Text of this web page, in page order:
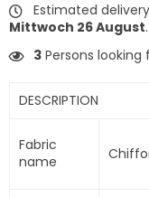
Estimated
Mittwoch 26 August.
3 Persons
DESCRIPTION
Fabric
name